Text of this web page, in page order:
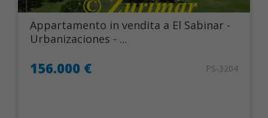
Appartamento in vendita a El Sabinar -
Urbanizaciones - ...
156.000 € PS-3204